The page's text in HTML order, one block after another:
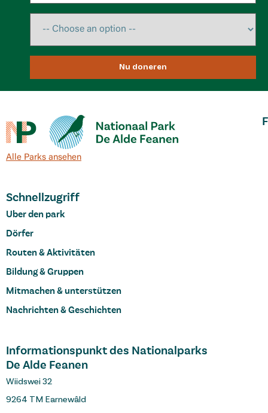
Nu doneren
Alle Parks ansehen
Schnellzugriff
Uber den park
Dörfer
Routen & Aktivitäten
Bildung & Gruppen
Mitmachen & unterstützen
Nachrichten & Geschichten
Informationspunkt des Nationalparks
De Alde Feanen
Wiidswei 32
9264 TM Earnewâld